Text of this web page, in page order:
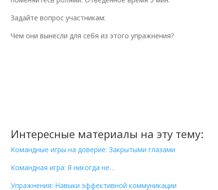
Задайте вопрос участникам:
Чем они вынесли для себя из этого упражнения?
Интересные материалы на эту тему:
Командные игры на доверие: Закрытыми глазами
Командная игра: Я никогда не…
Упражнения: Навыки эффективной коммуникации